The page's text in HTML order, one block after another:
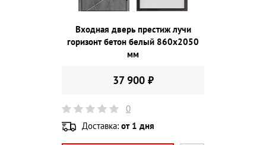
Входная дверь престиж лучи
горизонт бетон белый 860х2050
мм
37 900 ₽
0
Доставка: от 1 дня